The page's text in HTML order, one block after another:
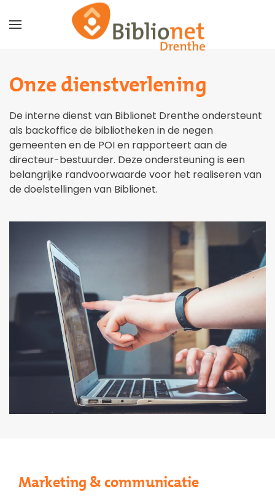
Terug naar hoofdinhoud
Onze dienstverlening
De interne dienst van Biblionet Drenthe ondersteunt
als backoffice de bibliotheken in de negen
gemeenten en de POI en rapporteert aan de
directeur-bestuurder. Deze ondersteuning is een
belangrijke randvoorwaarde voor het realiseren van
de doelstellingen van Biblionet.
Marketing & communicatie